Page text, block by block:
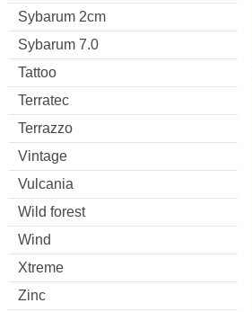
Sybarum 2cm
Sybarum 7.0
Tattoo
Terratec
Terrazzo
Vintage
Vulcania
Wild forest
Wind
Xtreme
Zinc